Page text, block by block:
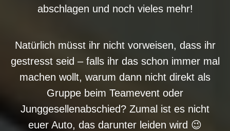
abschlagen und noch vieles mehr!
Natürlich müsst ihr nicht vorweisen, dass ihr
gestresst seid – falls ihr das schon immer mal
machen wollt, warum dann nicht direkt als
Gruppe beim Teamevent oder
Junggesellenabschied? Zumal ist es nicht
euer Auto, das darunter leiden wird 😉